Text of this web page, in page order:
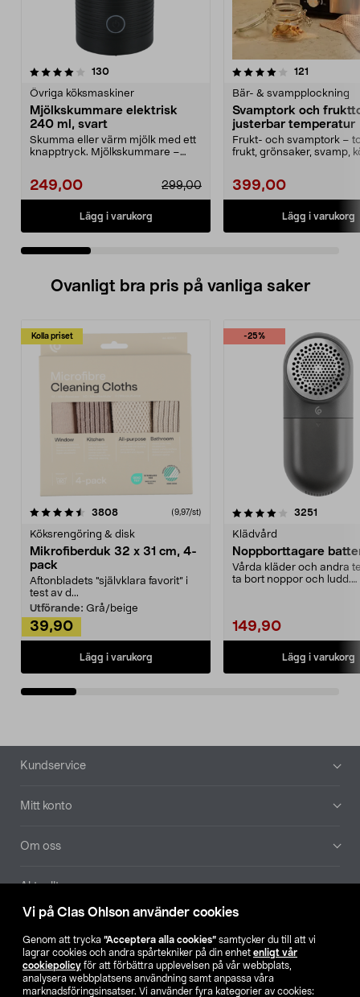
Vi på Clas Ohlson använder cookies
Genom att trycka ”Acceptera alla cookies” samtycker du till att vi
lagrar cookies och andra spårtekniker på din enhet enligt vår
cookiepolicy för att förbättra upplevelsen på vår webbplats,
analysera webbplatsens användning samt anpassa våra
marknadsföringsinsatser. Vi använder fyra kategorier av cookies:
130recensioner
Övriga köksmaskiner
Mjölkskummare elektrisk
240 ml, svart
Skumma eller värm mjölk med ett
knapptryck. Mjölkskummare –
249,00 299,00
Lägg i varukorg
4.0 av 5 stjärnor 121
Bär- & svampplockning
Svamptork och
justerbar temperatur
Frukt- och svamptork –
frukt, grönsaker, svamp,
399,00
Lägg i varukorg
4.5 av 5 stjärnor
Ovanligt bra pris på vanliga saker
Kolla priset
3808recensioner (9,97/st)
Köksrengöring & disk
Mikrofiberduk 32 x 31 cm, 4-
pack
Aftonbladets "självklara favorit” i
test av d...
Utförande: Grå/beige
39,90
Lägg i varukorg
-25%
4.0av 5 stjärnor 3251
Klädvård
Noppborttagare
Vårda kläder och andra
ta bort noppor och ludd.
149,90
Lägg i varukorg
4.5av 5 stjärnor
Sidfot
Kundservice
Mitt konto
Om oss
Aktuellt
Hitta butik